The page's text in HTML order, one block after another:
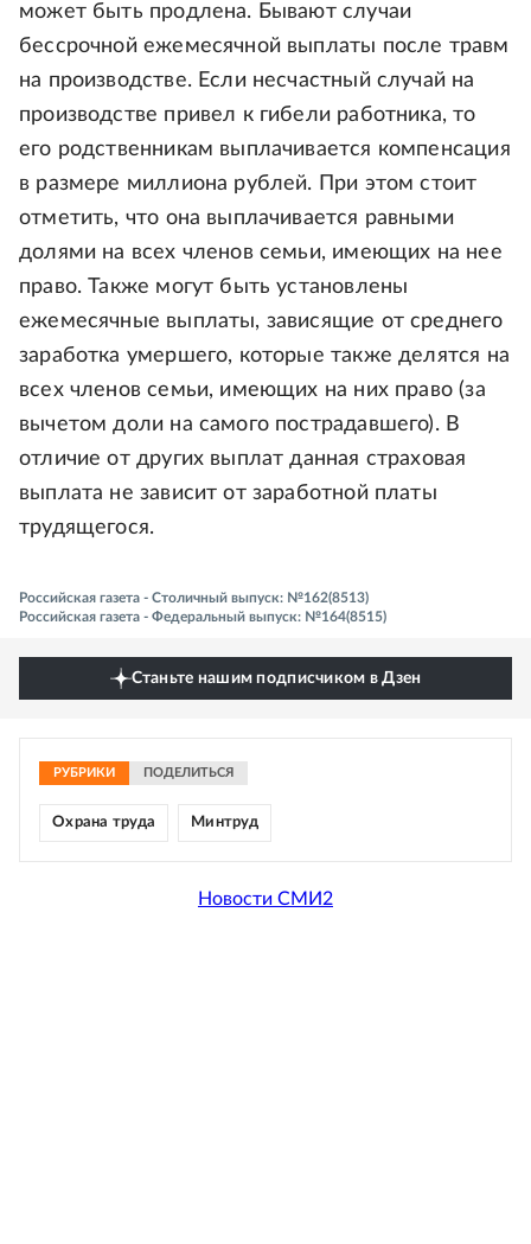
может быть продлена. Бывают случаи
бессрочной ежемесячной выплаты после травм
на производстве. Если несчастный случай на
производстве привел к гибели работника, то
его родственникам выплачивается компенсация
в размере миллиона рублей. При этом стоит
отметить, что она выплачивается равными
долями на всех членов семьи, имеющих на нее
право. Также могут быть установлены
ежемесячные выплаты, зависящие от среднего
заработка умершего, которые также делятся на
всех членов семьи, имеющих на них право (за
вычетом доли на самого пострадавшего). В
отличие от других выплат данная страховая
выплата не зависит от заработной платы
трудящегося.
Российская газета - Столичный выпуск: №162(8513)
Российская газета - Федеральный выпуск: №164(8515)
Станьте нашим подписчиком в Дзен
РУБРИКИ ПОДЕЛИТЬСЯ
Охрана труда Минтруд
Новости СМИ2